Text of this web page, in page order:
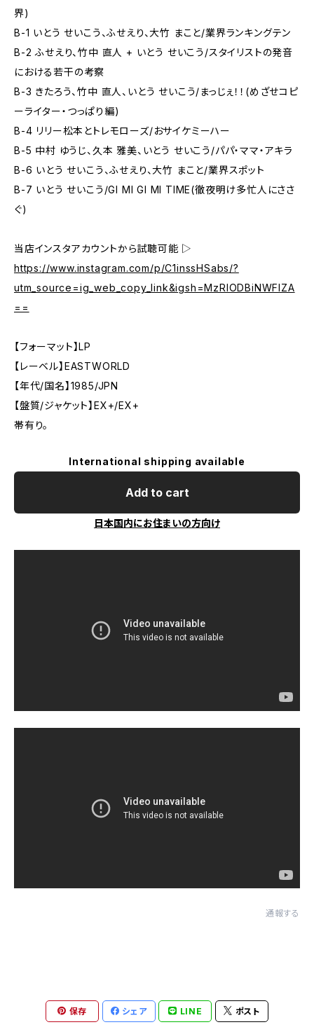
界)
B-1 いとう せいこう、ふせえり、大竹 まこと/業界ランキングテン
B-2 ふせえり、竹中 直人 + いとう せいこう/スタイリストの発音
における若干の考察
B-3 きたろう、竹中 直人、いとう せいこう/まっじぇ！！(めざせコピ
ーライター・つっぱり編)
B-4 リリー松本とトレモローズ/おサイケミーハー
B-5 中村 ゆうじ、久本 雅美、いとう せいこう/パパ・ママ・アキラ
B-6 いとう せいこう、ふせえり、大竹 まこと/業界スポット
B-7 いとう せいこう/GI MI GI MI TIME(徹夜明け多忙人にささ
ぐ)
当店インスタアカウントから試聴可能 ▷
https://www.instagram.com/p/C1inssHSabs/?
utm_source=ig_web_copy_link&igsh=MzRlODBiNWFlZA
==
【フォーマット】LP
【レーベル】EASTWORLD
【年代/国名】1985/JPN
【盤質/ジャケット】EX+/EX+
帯有り。
International shipping available
Add to cart
日本国内にお住まいの方向け
通報する
保存 シェア LINE ポスト